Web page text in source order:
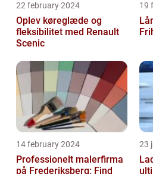
22 february 2024
Oplev køreglæde og
fleksibilitet med Renault
Scenic
19
14 february 2024
Professionelt malerfirma
på Frederiksberg: Find
23